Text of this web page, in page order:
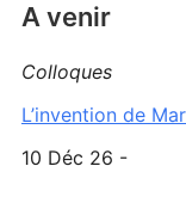
A venir
Colloques
L’invention de
10 Déc 26 -